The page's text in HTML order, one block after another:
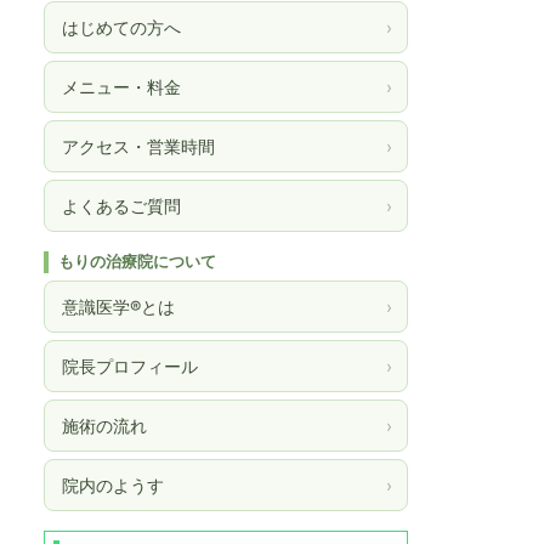
はじめての方へ ›
メニュー・料金 ›
アクセス・営業時間 ›
よくあるご質問 ›
もりの治療院について
意識医学®とは ›
院長プロフィール ›
施術の流れ ›
院内のようす ›